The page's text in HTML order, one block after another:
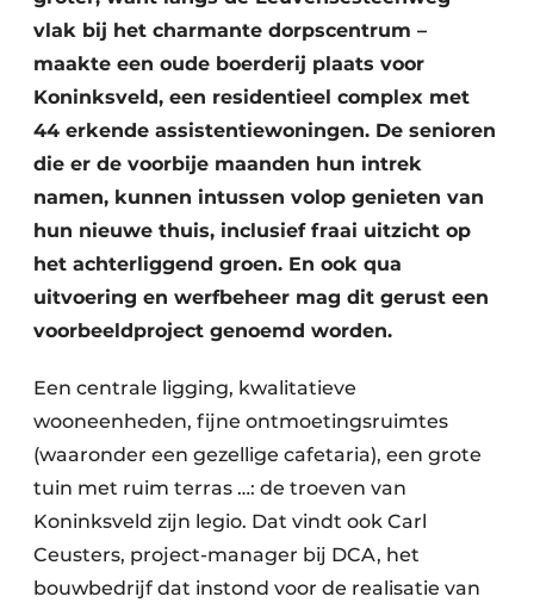
Dak & Gevel
Houtbouw
Interieurarchitectuur
Keukens
Renovatie
Software
Toegangscontrole
Veiligheid & Opleiding
Zonwering
vlak bij het charmante dorpscentrum –
maakte een oude boerderij plaats voor
Koninksveld, een residentieel complex met
44 erkende assistentiewoningen. De senioren
die er de voorbije maanden hun intrek
namen, kunnen intussen volop genieten van
hun nieuwe thuis, inclusief fraai uitzicht op
het achterliggend groen. En ook qua
uitvoering en werfbeheer mag dit gerust een
voorbeeldproject genoemd worden.
Een centrale ligging, kwalitatieve
wooneenheden, fijne ontmoetingsruimtes
(waaronder een gezellige cafetaria), een grote
tuin met ruim terras …: de troeven van
Koninksveld zijn legio. Dat vindt ook Carl
Ceusters, project-manager bij DCA, het
bouwbedrijf dat instond voor de realisatie van